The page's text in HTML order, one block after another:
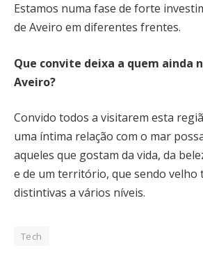
Estamos numa fase de forte
de Aveiro em diferentes frentes.
Que convite deixa a quem ainda
Aveiro?
Convido todos a visitarem esta
uma íntima relação com o mar
aqueles que gostam da vida, da
e de um território, que sendo velho
distintivas a vários níveis.
Tech